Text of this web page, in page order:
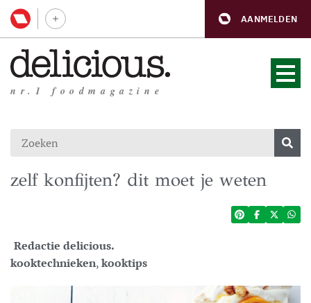
AANMELDEN
nr.1 foodmagazine
zelf konfijten? dit moet je weten
Redactie delicious.
kooktechnieken,kooktips